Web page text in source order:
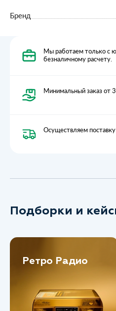
Мы работаем только с
безналичному расчету.
Минимальный заказ от
Осуществляем
Бренд
Подборки и
Ретро Радио